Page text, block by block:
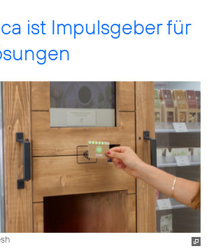
ist Impulsgeber für